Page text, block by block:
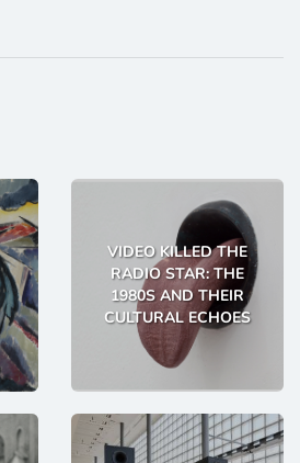
VIDEO KILLED THE
RADIO STAR: THE
1980S AND THEIR
CULTURAL ECHOES